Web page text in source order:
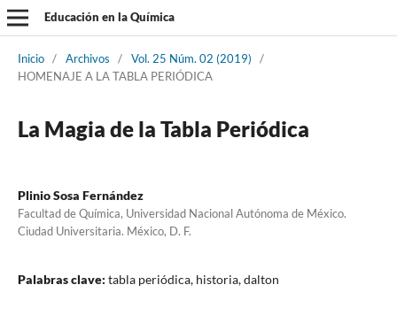
Educación en la Química
Inicio / Archivos / Vol. 25 Núm. 02 (2019)
/
HOMENAJE A LA TABLA PERIÓDICA
La Magia de la Tabla Periódica
Plinio Sosa Fernández
Facultad de Química, Universidad Nacional Autónoma de México.
Ciudad Universitaria. México, D. F.
Palabras clave: tabla periódica, historia, dalton